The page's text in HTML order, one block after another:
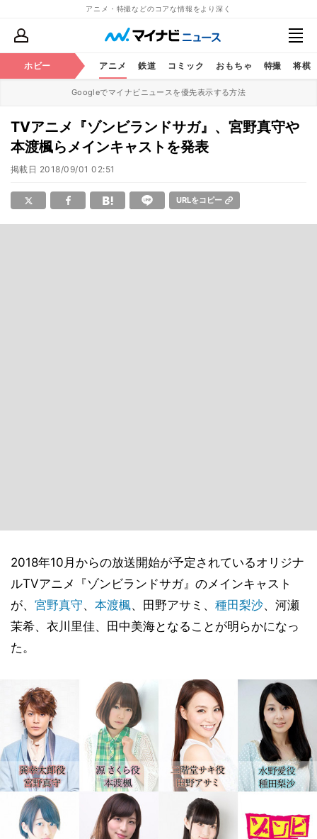
アニメ・特撮などのコアな情報をより深く
ホビー アニメ 鉄道 コミック おもちゃ 特撮 将棋
Googleでマイナビニュースを優先表示する方法
TVアニメ『ゾンビランドサガ』、宮野真守や
本渡楓らメインキャストを発表
掲載日 2018/09/01 02:51
URLをコピー
2018年10月からの放送開始が予定されているオリジナ
ルTVアニメ『ゾンビランドサガ』のメインキャスト
が、 宮野真守、 本渡楓、田野アサミ、 種田梨沙、河瀬
茉希、衣川里佳、田中美海となることが明らかになっ
た。